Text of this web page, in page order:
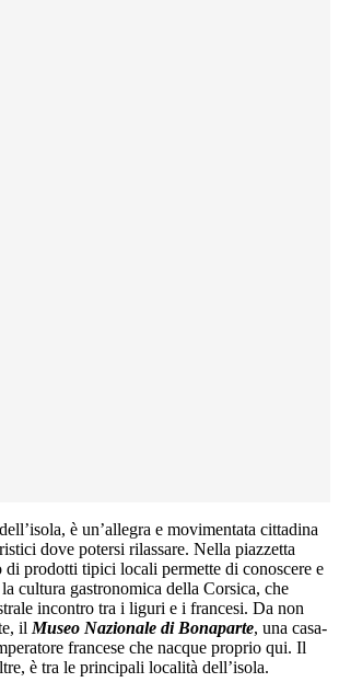
è un’allegra e movimentata cittadina
dove potersi rilassare. Nella piazzetta
prodotti tipici locali permette di conoscere e
cultura gastronomica della Corsica, che
incontro tra i liguri e i francesi. Da non
il Museo Nazionale di Bonaparte, una casa-
francese che nacque proprio qui. Il
è tra le principali località dell’isola.